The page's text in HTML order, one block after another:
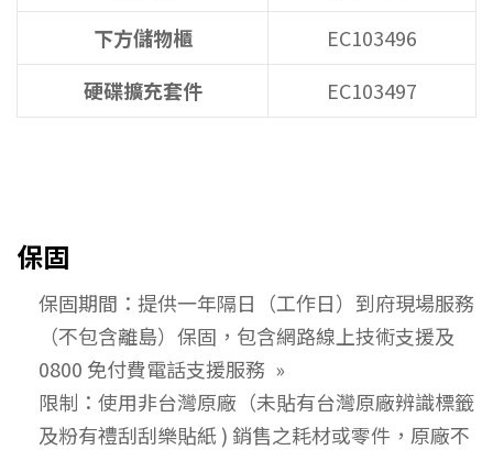
下方儲物櫃
EC103496
硬碟擴充套件
EC103497
保固
保固期間：提供一年隔日（工作日）到府現場服務
（不包含離島）保固，包含網路線上技術支援及
0800 免付費電話支援服務
限制：使用非台灣原廠（未貼有台灣原廠辨識標籤
及粉有禮刮刮樂貼紙 ) 銷售之耗材或零件，原廠不